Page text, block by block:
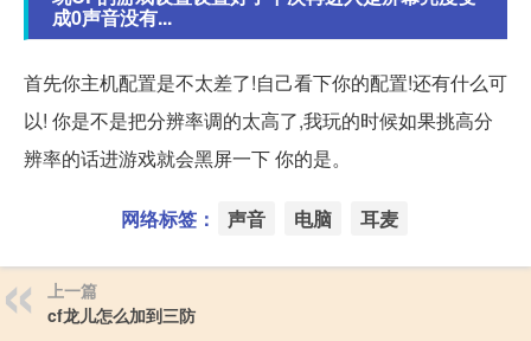
成0声音没有...
首先你主机配置是不太差了!自己看下你的配置!还有什么可
以! 你是不是把分辨率调的太高了,我玩的时候如果挑高分
辨率的话进游戏就会黑屏一下 你的是。
网络标签： 声音 电脑 耳麦
上一篇
cf龙儿怎么加到三防